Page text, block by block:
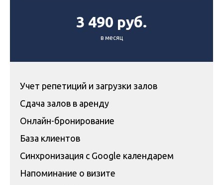
3 490 руб.
в месяц
Учет репетиций и загрузки залов
Сдача залов в аренду
Онлайн-бронирование
База клиентов
Синхронизация с Google календарем
Напоминание о визите